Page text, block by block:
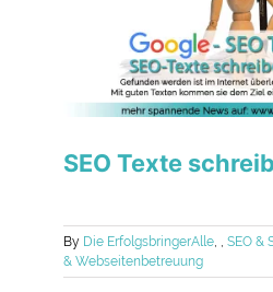
SEO Texte
By Die ErfolgsbringerAlle, ,SEO &
& Webseitenbetreuung